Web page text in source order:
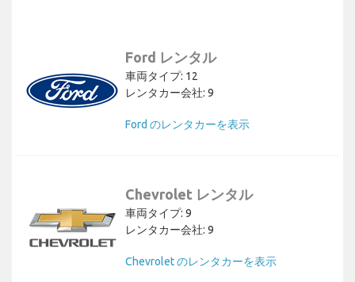
Ford レンタル
車両タイプ: 12
レンタカー会社: 9
Ford のレンタカーを表示
Chevrolet レンタル
車両タイプ: 9
レンタカー会社: 9
Chevrolet のレンタカーを表示